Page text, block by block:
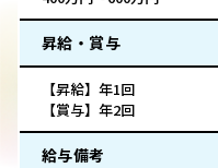
昇給・賞与
【昇給】年1回
【賞与】年2回
給与備考